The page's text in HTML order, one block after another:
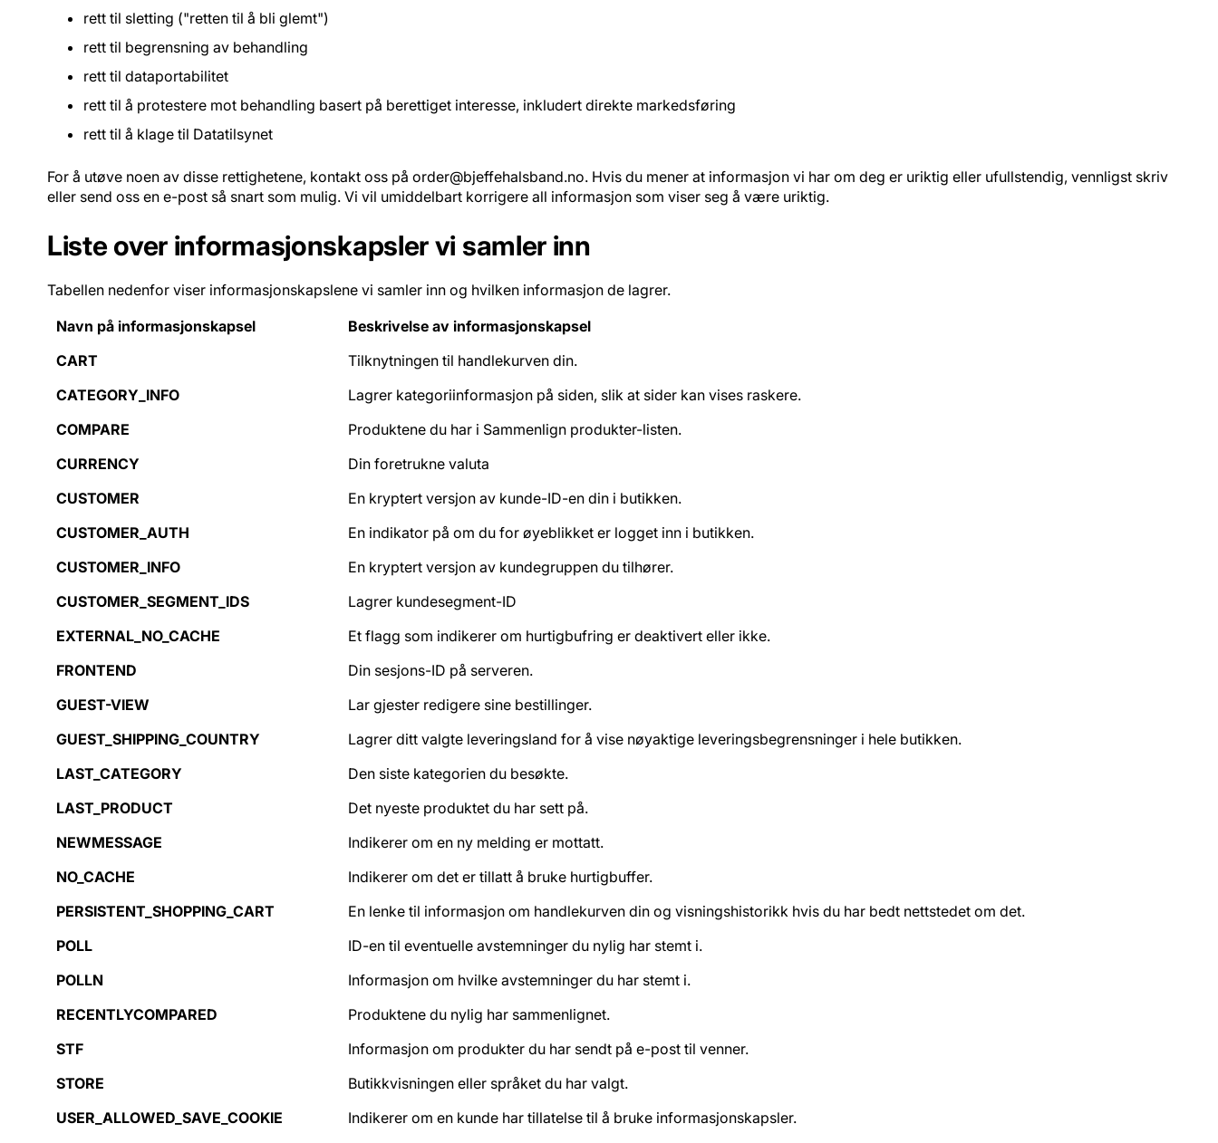
rett til sletting ("retten til å bli glemt")
rett til begrensning av behandling
rett til dataportabilitet
rett til å protestere mot behandling basert på berettiget interesse, inkludert direkte markedsføring
rett til å klage til Datatilsynet
For å utøve noen av disse rettighetene, kontakt oss på order@bjeffehalsband.no. Hvis du mener at informasjon vi har om deg er uriktig eller ufullstendig, vennligst skriv
eller send oss en e-post så snart som mulig. Vi vil umiddelbart korrigere all informasjon som viser seg å være uriktig.
Liste over informasjonskapsler vi samler inn
Tabellen nedenfor viser informasjonskapslene vi samler inn og hvilken informasjon de lagrer.
Navn på informasjonskapsel
Beskrivelse av informasjonskapsel
CART
Tilknytningen til handlekurven din.
CATEGORY_INFO
Lagrer kategoriinformasjon på siden, slik at sider kan vises raskere.
COMPARE
Produktene du har i Sammenlign produkter-listen.
CURRENCY
Din foretrukne valuta
CUSTOMER
En kryptert versjon av kunde-ID-en din i butikken.
CUSTOMER_AUTH
En indikator på om du for øyeblikket er logget inn i butikken.
CUSTOMER_INFO
En kryptert versjon av kundegruppen du tilhører.
CUSTOMER_SEGMENT_IDS
Lagrer kundesegment-ID
EXTERNAL_NO_CACHE
Et flagg som indikerer om hurtigbufring er deaktivert eller ikke.
FRONTEND
Din sesjons-ID på serveren.
GUEST-VIEW
Lar gjester redigere sine bestillinger.
GUEST_SHIPPING_COUNTRY
Lagrer ditt valgte leveringsland for å vise nøyaktige leveringsbegrensninger i hele butikken.
LAST_CATEGORY
Den siste kategorien du besøkte.
LAST_PRODUCT
Det nyeste produktet du har sett på.
NEWMESSAGE
Indikerer om en ny melding er mottatt.
NO_CACHE
Indikerer om det er tillatt å bruke hurtigbuffer.
PERSISTENT_SHOPPING_CART
En lenke til informasjon om handlekurven din og visningshistorikk hvis du har bedt nettstedet om det.
POLL
ID-en til eventuelle avstemninger du nylig har stemt i.
POLLN
Informasjon om hvilke avstemninger du har stemt i.
RECENTLYCOMPARED
Produktene du nylig har sammenlignet.
STF
Informasjon om produkter du har sendt på e-post til venner.
STORE
Butikkvisningen eller språket du har valgt.
USER_ALLOWED_SAVE_COOKIE
Indikerer om en kunde har tillatelse til å bruke informasjonskapsler.